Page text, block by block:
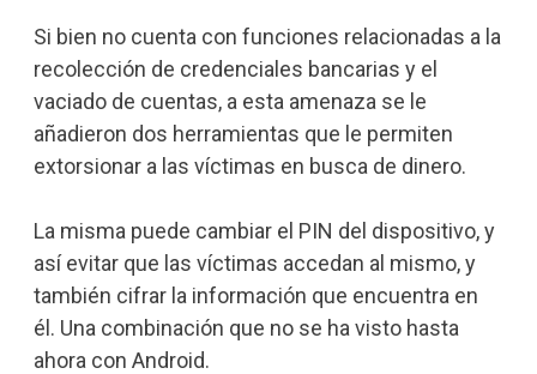
Si bien no cuenta con funciones relacionadas a la
recolección de credenciales bancarias y el
vaciado de cuentas, a esta amenaza se le
añadieron dos herramientas que le permiten
extorsionar a las víctimas en busca de dinero.
La misma puede cambiar el PIN del dispositivo, y
así evitar que las víctimas accedan al mismo, y
también cifrar la información que encuentra en
él. Una combinación que no se ha visto hasta
ahora con Android.